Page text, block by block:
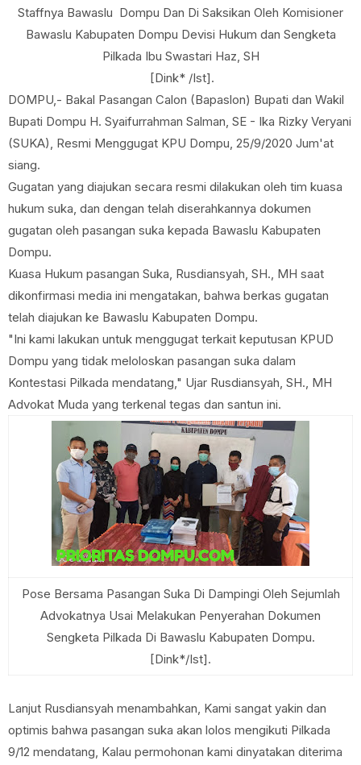
Staffnya Bawaslu Dompu Dan Di Saksikan Oleh Komisioner
Bawaslu Kabupaten Dompu Devisi Hukum dan Sengketa
Pilkada Ibu Swastari Haz, SH
[Dink* /Ist].
DOMPU,- Bakal Pasangan Calon (Bapaslon) Bupati dan Wakil
Bupati Dompu H. Syaifurrahman Salman, SE - Ika Rizky Veryani
(SUKA), Resmi Menggugat KPU Dompu, 25/9/2020 Jum'at
siang.
Gugatan yang diajukan secara resmi dilakukan oleh tim kuasa
hukum suka, dan dengan telah diserahkannya dokumen
gugatan oleh pasangan suka kepada Bawaslu Kabupaten
Dompu.
Kuasa Hukum pasangan Suka, Rusdiansyah, SH., MH saat
dikonfirmasi media ini mengatakan, bahwa berkas gugatan
telah diajukan ke Bawaslu Kabupaten Dompu.
"Ini kami lakukan untuk menggugat terkait keputusan KPUD
Dompu yang tidak meloloskan pasangan suka dalam
Kontestasi Pilkada mendatang," Ujar Rusdiansyah, SH., MH
Advokat Muda yang terkenal tegas dan santun ini.
Pose Bersama Pasangan Suka Di Dampingi Oleh Sejumlah
Advokatnya Usai Melakukan Penyerahan Dokumen
Sengketa Pilkada Di Bawaslu Kabupaten Dompu.
[Dink*/Ist].
Lanjut Rusdiansyah menambahkan, Kami sangat yakin dan
optimis bahwa pasangan suka akan lolos mengikuti Pilkada
9/12 mendatang, Kalau permohonan kami dinyatakan diterima